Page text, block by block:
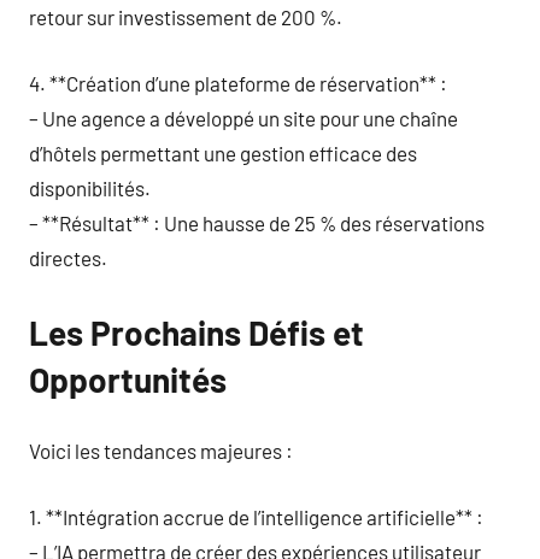
retour sur investissement de 200 %.
4. **Création d’une plateforme de réservation** :
– Une agence a développé un site pour une chaîne
d’hôtels permettant une gestion efficace des
disponibilités.
– **Résultat** : Une hausse de 25 % des réservations
directes.
Les Prochains Défis et
Opportunités
Voici les tendances majeures :
1. **Intégration accrue de l’intelligence artificielle** :
– L’IA permettra de créer des expériences utilisateur